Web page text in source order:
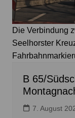
Die Verbindung
Seelhorster
B 65/
7. August